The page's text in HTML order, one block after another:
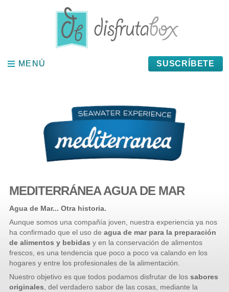
MENÚ
MENÚ SUSCRÍBETE
MEDITERRÁNEA AGUA DE MAR
Agua de Mar... Otra historia.
Aunque somos una compañía joven, nuestra experiencia ya nos
ha confirmado que el uso deagua de mar para la preparación
de alimentos y bebidas y en la conservación de alimentos
frescos, es una tendencia que poco a poco va calando en los
hogares y entre los profesionales de la alimentación.
Nuestro objetivo es que todos podamos disfrutar de lossabores
originales, del verdadero sabor de las cosas, mediante la